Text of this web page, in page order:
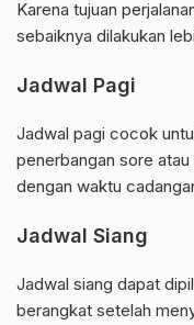
Karena tujuan
sebaiknya dilakukan
Jadwal Pagi
Jadwal pagi cocok
penerbangan sore
dengan waktu
Jadwal Siang
Jadwal siang dapat
berangkat setelah